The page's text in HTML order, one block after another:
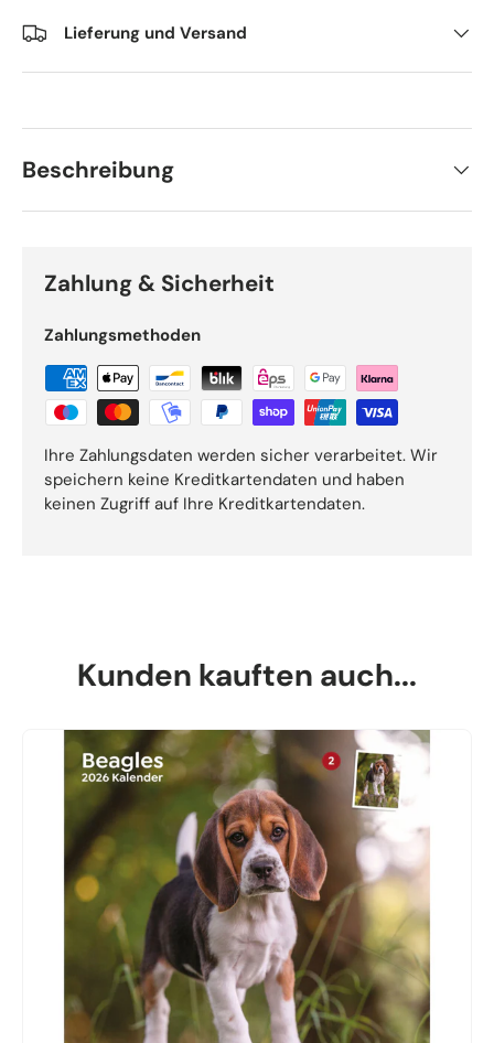
Lieferung und Versand
Beschreibung
Zahlung & Sicherheit
Zahlungsmethoden
Ihre Zahlungsdaten werden sicher verarbeitet. Wir
speichern keine Kreditkartendaten und haben
keinen Zugriff auf Ihre Kreditkartendaten.
Kunden kauften auch...